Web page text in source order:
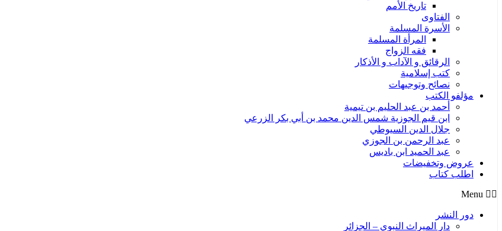
تاريخ الأمم
الفتاوى
الأسرة المسلمة
المرأة المسلمة
فقه الزواج
الرقائق و الآداب و الأذكار
كتب إسلامية
نصائح وتوجيهات
مؤلفو الكتب
أحمد بن عبد الحليم بن تيمية
ابن قيم الجوزية شمس الدين محمد بن أبي بكر الزرعي
جلال الدين السيوطي
عبد الرحمن بن الجوزي
عبد الحميد ابن باديس
عروض وتخفيضات
اطلب كتاب
Menu
دور النشر
دار الميراث النبوي – الجزائر